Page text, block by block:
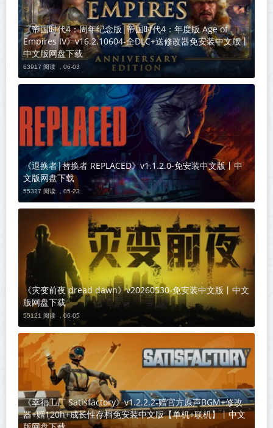
《帝国时代4：周年纪念版|帝国时代4：年度版 Age of
Empires IV》v16.2.10604-全DLC+送修改器免安装中文版丨
中文版网盘下载
63917 阅读 ， 06-03
《退换者|替换者 REPLACED》v1.1.2.0-免安装中文版丨中
文版网盘下载
55327 阅读 ， 05-23
《灾变前夜 dread dawn》v20260530-免安装中文版丨中文
版网盘下载
55121 阅读 ， 06-05
《幸福工厂 Satisfactory》v1.2.2.2-赠官方原声BGM+修改
器+赠120h+成长性存档免安装中文版【单机+联机】丨中文